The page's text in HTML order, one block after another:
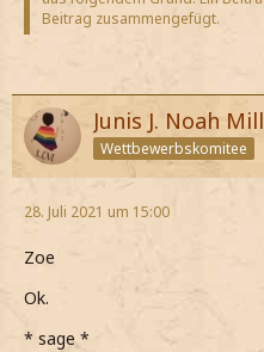
Beitrag zusammengefügt.
Junis J. Noah
Wettbewerbskomitee
28. Juli 2021 um 15:00
Zoe
Ok.
* sage *